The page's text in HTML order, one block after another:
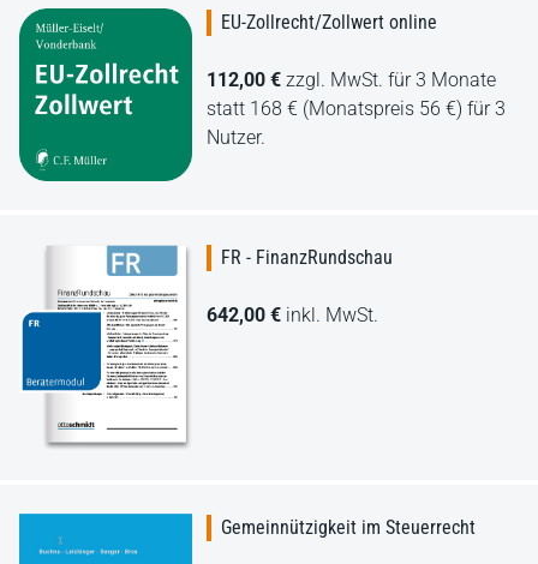
EU-Zollrecht/Zollwert online
112,00 € zzgl. MwSt. für 3 Monate
statt 168 € (Monatspreis 56 €) für 3
Nutzer.
FR - FinanzRundschau
642,00 € inkl. MwSt.
Gemeinnützigkeit im Steuerrecht